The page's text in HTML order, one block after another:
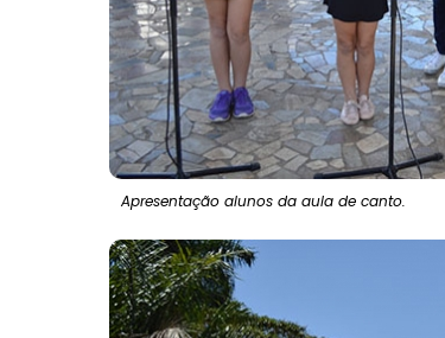
Apresentação alunos da aula de canto.